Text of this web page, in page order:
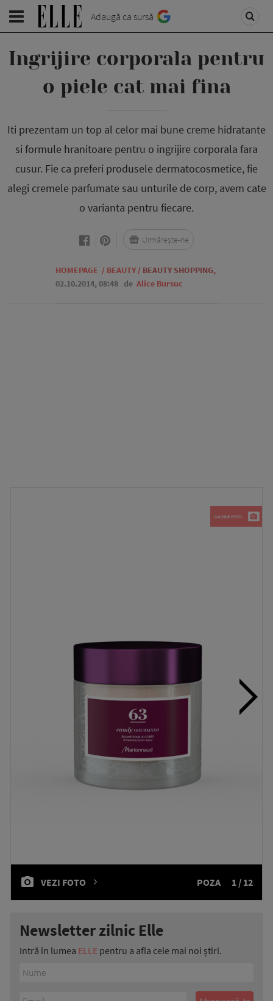
Adaugă ca sursă
Ingrijire corporala pentru
o piele cat mai fina
Iti prezentam un top al celor mai bune creme hidratante
si formule hranitoare pentru o ingrijire corporala fara
cusur. Fie ca preferi produsele dermatocosmetice, fie
alegi cremele parfumate sau unturile de corp, avem cate
o varianta pentru fiecare.
HOMEPAGE / BEAUTY / BEAUTY SHOPPING,
02.10.2014, 08:48 de Alice Bursuc
Urmărește-ne
VEZI FOTO POZA 1 / 12
Newsletter zilnic Elle
Intră în lumea ELLE pentru a afla cele mai noi știri.